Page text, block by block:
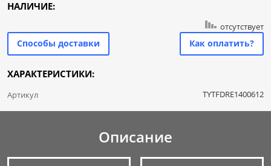
НАЛИЧИЕ:
отсутствует
Способы доставки Как оплатить?
ХАРАКТЕРИСТИКИ:
Артикул TYTFDRE1400612
Описание